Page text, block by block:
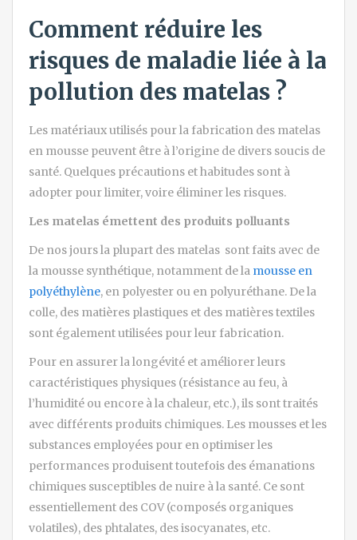
Comment réduire les
risques de maladie liée à la
pollution des matelas ?
Les matériaux utilisés pour la fabrication des matelas
en mousse peuvent être à l’origine de divers soucis de
santé. Quelques précautions et habitudes sont à
adopter pour limiter, voire éliminer les risques.
Les matelas émettent des produits polluants
De nos jours la plupart des matelas sont faits avec de
la mousse synthétique, notamment de la mousse en
polyéthylène, en polyester ou en polyuréthane. De la
colle, des matières plastiques et des matières textiles
sont également utilisées pour leur fabrication.
Pour en assurer la longévité et améliorer leurs
caractéristiques physiques (résistance au feu, à
l’humidité ou encore à la chaleur, etc.), ils sont traités
avec différents produits chimiques. Les mousses et les
substances employées pour en optimiser les
performances produisent toutefois des émanations
chimiques susceptibles de nuire à la santé. Ce sont
essentiellement des COV (composés organiques
volatiles), des phtalates, des isocyanates, etc.